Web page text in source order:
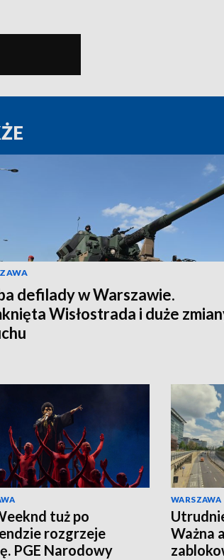
defilady w Warszawie.
Wisłostrada i duże
tuż po
rozgrzeje
PGE Narodowy
WARSZAWA
Ważna